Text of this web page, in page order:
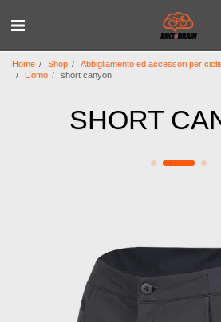
Home Shop Abbigliamento ed accessori per
Uomo
short canyon
SHORT